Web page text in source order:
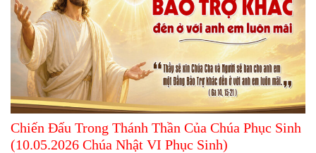
Chiến Đấu Trong Thánh Thần Của Chúa Phục Sinh
(10.05.2026 Chúa Nhật VI Phục Sinh)